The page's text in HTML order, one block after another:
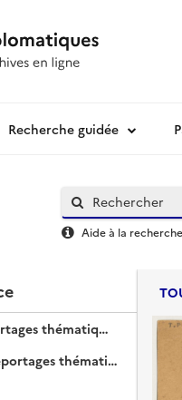
Recherche guidée
Aide à la recherche
Sélection de la Résidence générale, reportages thématiques contrecollés
thématiques.